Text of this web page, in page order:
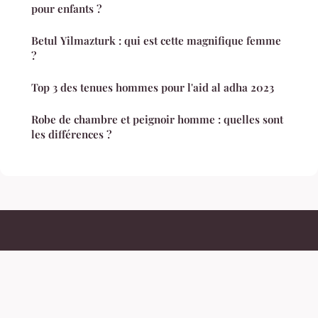
pour enfants ?
Betul Yilmazturk : qui est cette magnifique femme
?
Top 3 des tenues hommes pour l'aid al adha 2023
Robe de chambre et peignoir homme : quelles sont
les différences ?
Mblr